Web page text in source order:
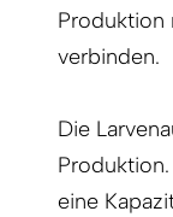
Produktion
verbinden.
Die
eine